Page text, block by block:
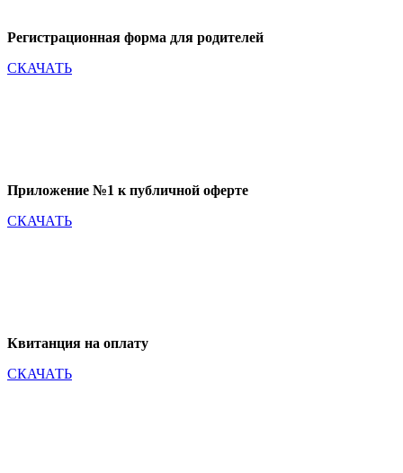
Регистрационная форма для родителей
СКАЧАТЬ
Приложение №1 к публичной оферте
СКАЧАТЬ
Квитанция на оплату
СКАЧАТЬ